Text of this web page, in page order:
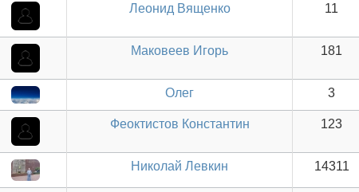
Леонид Вященко 11
Маковеев Игорь 181
Олег 3
Феоктистов Константин 123
Николай Левкин 14311